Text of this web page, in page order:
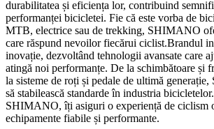
durabilitatea și eficiența lor, contribuind
performanței bicicletei. Fie că este vorba de
MTB, electrice sau de trekking, SHIMANO
care răspund nevoilor fiecărui ciclist.Brandul
inovație, dezvoltând tehnologii avansate care
atingă noi performanțe. De la schimbătoare și
la sisteme de roți și pedale de ultimă
să stabilească standarde în industria
SHIMANO, îți asiguri o experiență de ciclism
echipamente fiabile și performante.